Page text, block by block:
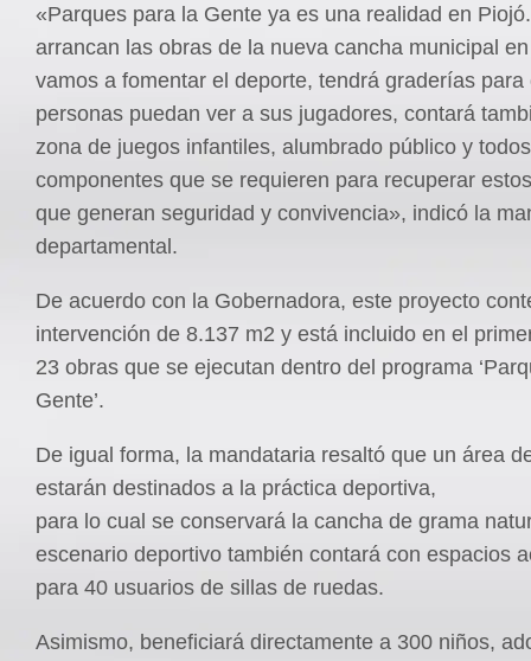
«Parques para la Gente ya es una realidad en
arrancan las obras de la nueva cancha municipal
vamos a fomentar el deporte, tendrá graderías para
personas puedan ver a sus jugadores, contará
zona de juegos infantiles, alumbrado público y
componentes que se requieren para recuperar
que generan seguridad y convivencia», indicó la
departamental.
De acuerdo con la Gobernadora, este proyecto
intervención de 8.137 m2 y está incluido en el
23 obras que se ejecutan dentro del programa
Gente’.
De igual forma, la mandataria resaltó que un área
estarán destinados a la práctica deportiva,
para lo cual se conservará la cancha de grama
escenario deportivo también contará con espacios
para 40 usuarios de sillas de ruedas.
Asimismo, beneficiará directamente a 300 niños,